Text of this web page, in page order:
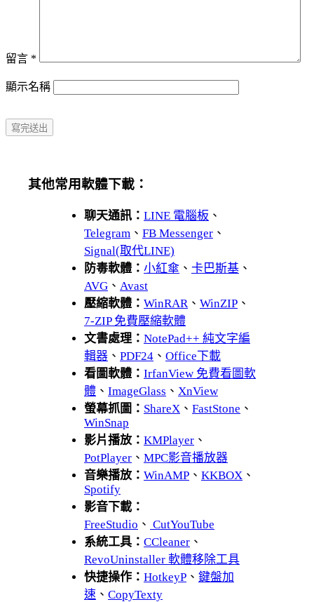
留言 *
顯示名稱
其他常用軟體下載：
聊天通訊： LINE 電腦板 、
Telegram 、 FB Messenger 、
Signal(取代LINE)
防毒軟體： 小紅傘 、 卡巴斯基 、
AVG 、 Avast
壓縮軟體： WinRAR、 WinZIP 、
7-ZIP 免費壓縮軟體
文書處理： NotePad++ 純文字編
輯器 、 PDF24 、 Office下載
看圖軟體： IrfanView 免費看圖軟
體 、 ImageGlass 、 XnView
螢幕抓圖： ShareX 、 FastStone 、
WinSnap
影片播放： KMPlayer 、
PotPlayer 、 MPC影音播放器
音樂播放： WinAMP 、 KKBOX 、
Spotify
影音下載：
FreeStudio 、 CutYouTube
系統工具： CCleaner 、
RevoUninstaller 軟體移除工具
快捷操作： HotkeyP 、 鍵盤加
速 、 CopyTexty